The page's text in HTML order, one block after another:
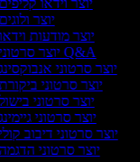
יוצר וידאו
יוצר
יוצר מודעות
יוצר סרטוני Q&A
יוצר סרטוני
יוצר סרטוני
יוצר סרטוני
יוצר סרטוני
יוצר סרטוני דיבוב
יוצר סרטוני